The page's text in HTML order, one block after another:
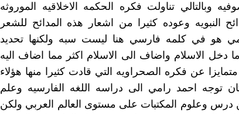
وبالتالي تناولت فكره الحكمه الاخلاقيه الموروثه
النبويه وعوده كثيرا من اشعار هذه المدائح للشعر
هو في كلمه فارسي هنا ليست سبه ولكنها تحديد
الاسلام واضاف الى الاسلام اكثر مما اضاف اليه
عن فكره الصحراويه التي قادت كثيرا منها هؤلاء
كان توجه احمد رامي الى دراسه اللغه الفارسيه وعلم
درس وعلوم المكتبات على مستوى العالم العربي ولكن